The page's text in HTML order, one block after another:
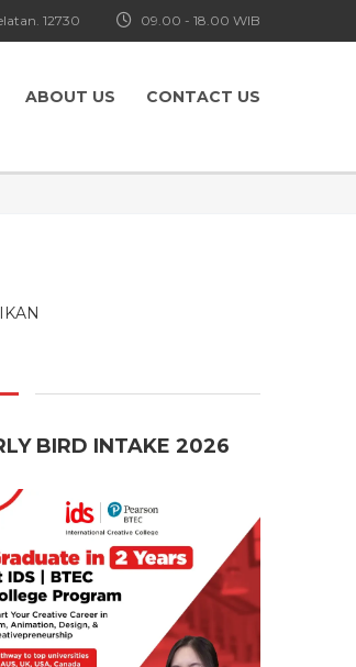
09.00 - 18.00 WIB
12730
ABOUT US CONTACT US
BIRD INTAKE 2026